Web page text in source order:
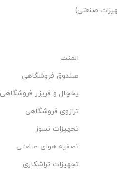
صنعتی)
المنت
صندوق فروشگاهی
یخچال و فریزر فروشگاهی
ترازوی فروشگاهی
تجهیزات نسوز
تصفیه هوای صنعتی
تجهیزات تراشکاری